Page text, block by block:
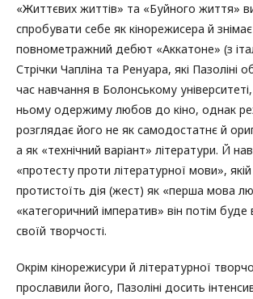
«Життєвих життів» та «Буйного життя»
спробувати себе як кінорежисера й знімає
повнометражний дебют «Аккатоне» (з
Стрічки Чапліна та Ренуара, які Пазоліні
час навчання в Болонському
ньому одержиму любов до кіно, однак
розглядає його не як самодостатнє й
а як «технічний варіант» літератури. Й
«протесту проти літературної мови», якій
протистоїть дія (жест) як «перша мова
«категоричний імператив» він потім буде
своїй творчості.
Окрім кінорежисури й літературної
прославили його, Пазоліні досить